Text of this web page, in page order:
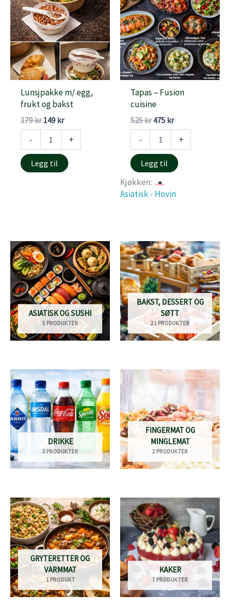
Lunsjpakke m/ egg,
frukt og bakst
179krOpprinnelig
pris
var:
179 kr.
149 krNåværende
pris
er:
149 kr.
-
egg,
frukt
og
+
Legg til
Tapas – Fusion
cuisine
525krOpprinnelig
pris
var:
525 kr.
475 krNåværende
pris
er:
475 kr.
-
Fusion
cuisine
antall
+
Legg til
Kjøkken:
Asiatisk - Hovin
ASIATISK OG SUSHI
5 PRODUKTER
BAKST, DESSERT OG
SØTT
21 PRODUKTER
DRIKKE
3 PRODUKTER
FINGERMAT OG
MINGLEMAT
2 PRODUKTER
GRYTERETTER OG
VARMMAT
1 PRODUKT
KAKER
7 PRODUKTER